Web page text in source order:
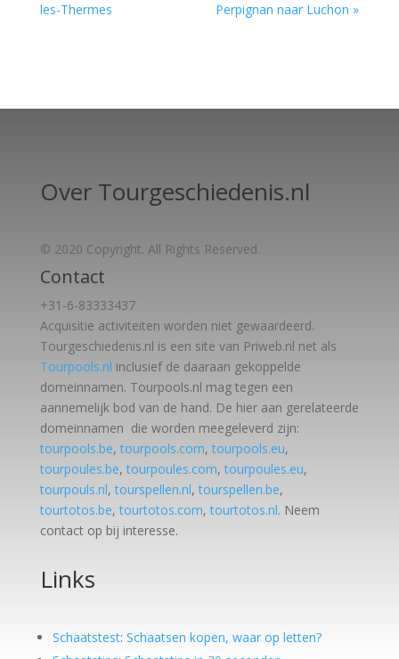
les-Thermes
Perpignan naar Luchon »
Over Tourgeschiedenis.nl
© 2020 Copyright. All Rights Reserved.
Contact
+31-6-83333437
Acquisitie activiteiten worden niet gewaardeerd.
Tourgeschiedenis.nl is een site van Priweb.nl net als
Tourpools.nl inclusief de daaraan gekoppelde
domeinnamen. Tourpools.nl mag tegen een
aannemelijk bod van de hand. De hier aan gerelateerde
domeinnamen die worden meegeleverd zijn:
tourpools.be,tourpools.com,tourpools.eu,
tourpoules.be,tourpoules.com,tourpoules.eu,
tourpouls.nl,tourspellen.nl,tourspellen.be,
tourtotos.be,tourtotos.com,tourtotos.nl. Neem
contact op bij interesse.
Links
Schaatstest: Schaatsen kopen, waar op letten?